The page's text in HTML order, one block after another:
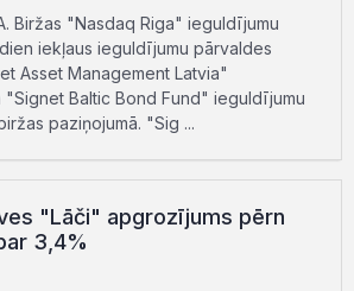
Biržas "Nasdaq Riga" ieguldījumu
iekļaus ieguldījumu pārvaldes
Asset Management Latvia"
Baltic Bond Fund" ieguldījumu
paziņojumā. "Sig ...
"Lāči" apgrozījums pērn
3,4%